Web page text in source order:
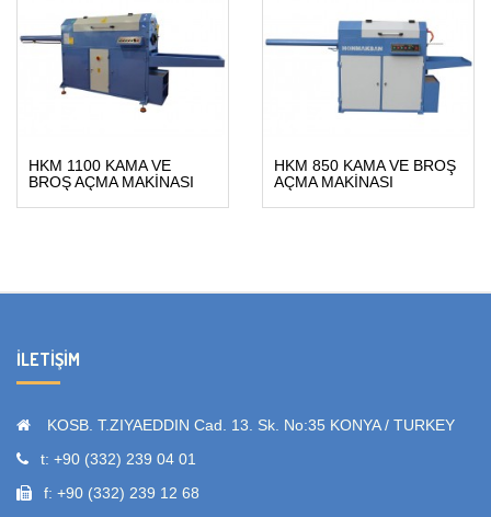
HKM 1100 KAMA VE
BROŞ AÇMA MAKİNASI
HKM 850 KAMA VE BROŞ
AÇMA MAKİNASI
İLETIŞIM
KOSB. T.ZIYAEDDIN Cad. 13. Sk. No:35 KONYA / TURKEY
t: +90 (332) 239 04 01
f: +90 (332) 239 12 68